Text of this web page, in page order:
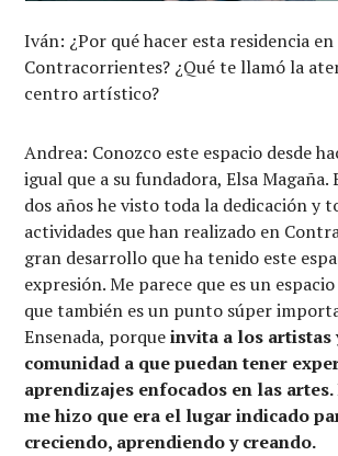
Iván: ¿Por qué hacer esta residencia en
Contracorrientes? ¿Qué te llamó la
centro artístico?
Andrea: Conozco este espacio desde
igual que a su fundadora, Elsa
dos años he visto toda la dedicación y
actividades que han realizado en
gran desarrollo que ha tenido este
expresión. Me parece que es un
que también es un punto súper
Ensenada, porqueinvita a los artistas
comunidad a que puedan tener
aprendizajes enfocados en las artes.
me hizo que era el lugar indicado
creciendo, aprendiendo y creando.